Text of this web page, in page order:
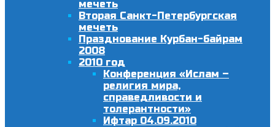
мечеть
Вторая Санкт-Петербургская
мечеть
Празднование Курбан-байрам
2008
2010 год
Конференция «Ислам –
религия мира,
справедливости и
толерантности»
Ифтар 04.09.2010